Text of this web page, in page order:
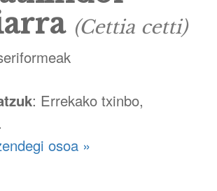
(Cettia cetti)
: Errekako txinbo,
osoa »